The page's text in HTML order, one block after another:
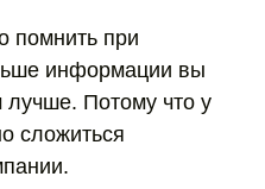
помнить при
информации вы
лучше. Потому что у
сложиться